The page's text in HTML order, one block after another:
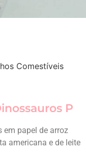
Comestíveis
P
em papel de arroz
americana e de leite